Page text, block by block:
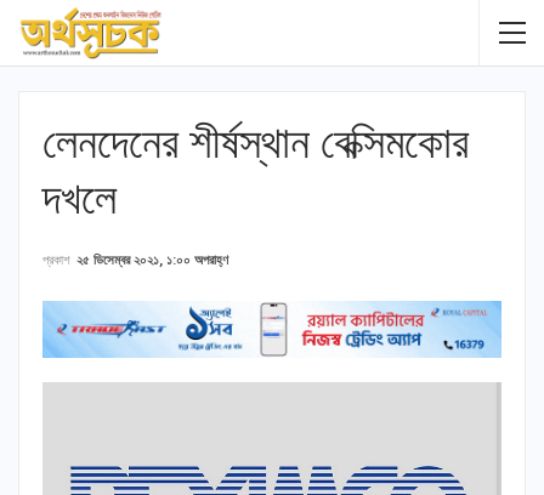
লেনদেনের শীর্ষস্থান বেক্সিমকোর
দখলে
প্রকাশ ২৫ ডিসেম্বর ২০২১, ১:০০ অপরাহ্ণ